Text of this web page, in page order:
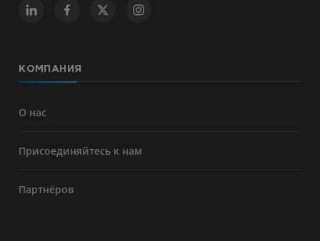
КОМПАНИЯ
О нас
Присоединяйтесь к нам
Партнёров